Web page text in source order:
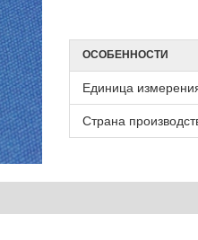
ОСОБЕННОСТИ
Единица
Страна